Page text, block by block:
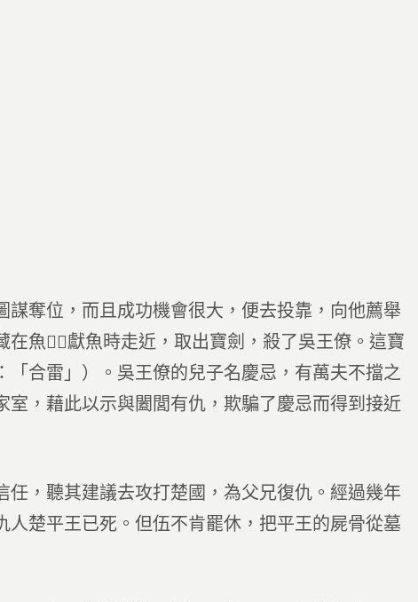
奪位，而且成功機會很大，便去投靠，向他薦舉
魚，獻魚時走近，取出寶劍，殺了吳王僚。這寶
合雷」）。吳王僚的兒子名慶忌，有萬夫不擋之
，藉此以示與闔閭有仇，欺騙了慶忌而得到接近
，聽其建議去攻打楚國，為父兄復仇。經過幾年
楚平王已死。但伍不肯罷休，把平王的屍骨從墓